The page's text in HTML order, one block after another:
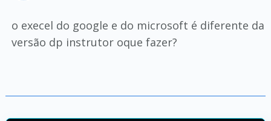
o execel do google e do microsoft é diferente da
versão dp instrutor oque fazer?